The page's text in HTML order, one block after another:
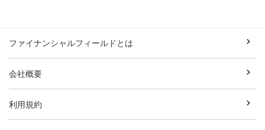
ファイナンシャルフィールドとは
会社概要
利用規約